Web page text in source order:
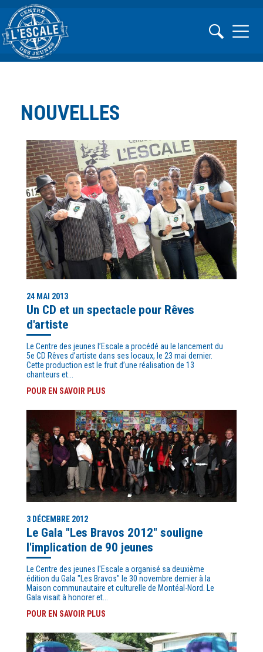
NOUVELLES
24 MAI 2013
Un CD et un spectacle pour Rêves
d'artiste
Le Centre des jeunes l’Escale a procédé au le lancement du
5e CD Rêves d’artiste dans ses locaux, le 23 mai dernier.
Cette production est le fruit d’une réalisation de 13
chanteurs et...
POUR EN SAVOIR PLUS
3 DÉCEMBRE 2012
Le Gala "Les Bravos 2012" souligne
l'implication de 90 jeunes
Le Centre des jeunes l'Escale a organisé sa deuxième
édition du Gala "Les Bravos" le 30 novembre dernier à la
Maison communautaire et culturelle de Montéal-Nord. Le
Gala visait à honorer et...
POUR EN SAVOIR PLUS